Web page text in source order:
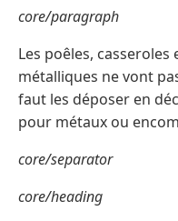
core/paragraph
Les poêles,
métalliques ne vont
faut les déposer en
pour métaux ou
core/separator
core/heading